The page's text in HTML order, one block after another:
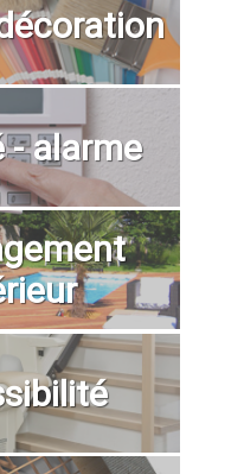
- alarme